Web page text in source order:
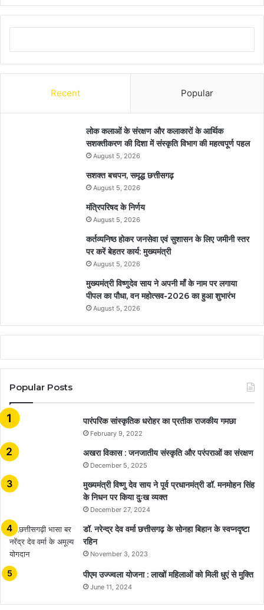
Recent Popular
लोक कलाओं के संरक्षण और कलाकारों के आर्थिक
सशक्तीकरण की दिशा में संस्कृति विभाग की महत्वपूर्ण पहल
August 5, 2026
सशक्त बचपन, समृद्ध छत्तीसगढ़
August 5, 2026
मंत्रिपरिषद के निर्णय
August 5, 2026
कर्तव्यनिष्ठ होकर जनसेवा एवं सुशासन के लिए जमीनी स्तर
पर करें बेहतर कार्य: मुख्यमंत्री
August 5, 2026
मुख्यमंत्री विष्णुदेव साय ने अपनी माँ के नाम पर लगाया
पीपल का पौधा, वन महोत्सव-2026 का हुआ शुभारंभ
August 5, 2026
Popular Posts
​​​​​​​पारंपरिक सांस्कृतिक धरोहर का प्रतीक राजकीय गमछा
February 9, 2022
अखरा विकास : जनजातीय संस्कृति और परंपराओं का संरक्षण
December 5, 2025
मुख्यमंत्री विष्णु देव साय ने पूर्व प्रधानमंत्री डॉ. मनमोहन सिंह
के निधन पर किया दुःख व्यक्त
December 27, 2024
डॉ. नरेन्द्र देव वर्मा छत्तीसगढ़ के सोनहा बिहान के स्वप्नदृष्टा
रहिन
November 3, 2023
पीएम उज्ज्वला योजना : लाखों महिलाओं को मिली धुएं से मुक्ति
June 11, 2024